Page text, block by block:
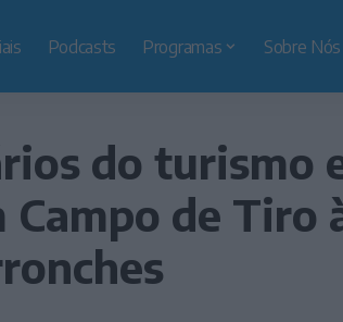
Podcasts Programas Sobre Nós
do turismo
de Tiro